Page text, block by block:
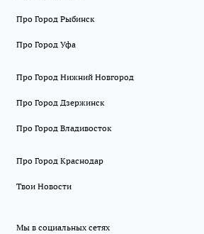
Про Город Рыбинск
Про Город Уфа
Про Город Нижний Новгород
Про Город Дзержинск
Про Город Владивосток
Про Город Краснодар
Твои Новости
Мы в социальных сетях